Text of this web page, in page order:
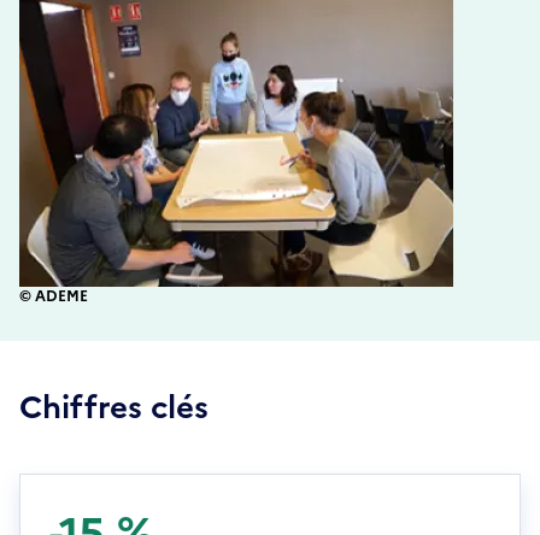
© ADEME
Chiffres clés